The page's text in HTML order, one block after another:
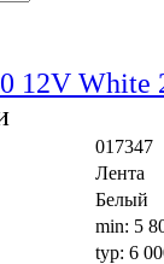
12V
017347
Лента
Белый
min: 5
typ: 6